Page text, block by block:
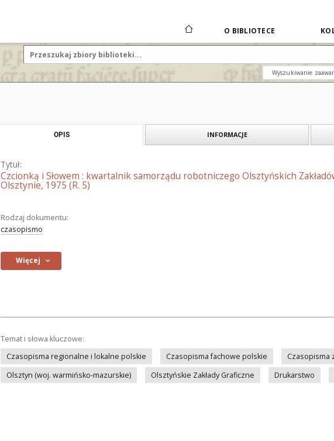
O BIBLIOTECE
Wyszukiwanie
OPIS INFORMACJE
Tytuł:
Czcionką i Słowem : kwartalnik samorządu robotniczego Olsztyńskich
Olsztynie, 1975 (R. 5)
Rodzaj dokumentu:
czasopismo
Więcej
Temat i słowa kluczowe:
Czasopisma regionalne i lokalne polskie
Czasopisma fachowe polskie
Czasopisma
Olsztyn (woj. warmińsko-mazurskie)
Olsztyńskie Zakłady Graficzne Drukarstwo